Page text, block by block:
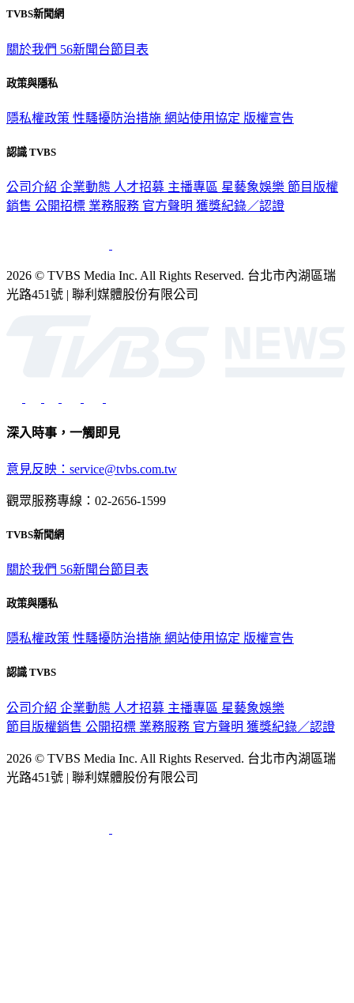
TVBS新聞網
關於我們 56新聞台節目表
政策與隱私
隱私權政策 性騷擾防治措施 網站使用協定 版權宣告
認識 TVBS
公司介紹 企業動態 人才招募 主播專區 星藝象娛樂 節目版權
銷售 公開招標 業務服務 官方聲明 獲獎紀錄／認證
2026 © TVBS Media Inc. All Rights Reserved. 台北市內湖區瑞
光路451號 | 聯利媒體股份有限公司
深入時事，一觸即見
意見反映：service@tvbs.com.tw
觀眾服務專線：02-2656-1599
TVBS新聞網
關於我們 56新聞台節目表
政策與隱私
隱私權政策 性騷擾防治措施 網站使用協定 版權宣告
認識 TVBS
公司介紹 企業動態 人才招募 主播專區 星藝象娛樂
節目版權銷售 公開招標 業務服務 官方聲明 獲獎紀錄／認證
2026 © TVBS Media Inc. All Rights Reserved. 台北市內湖區瑞
光路451號 | 聯利媒體股份有限公司